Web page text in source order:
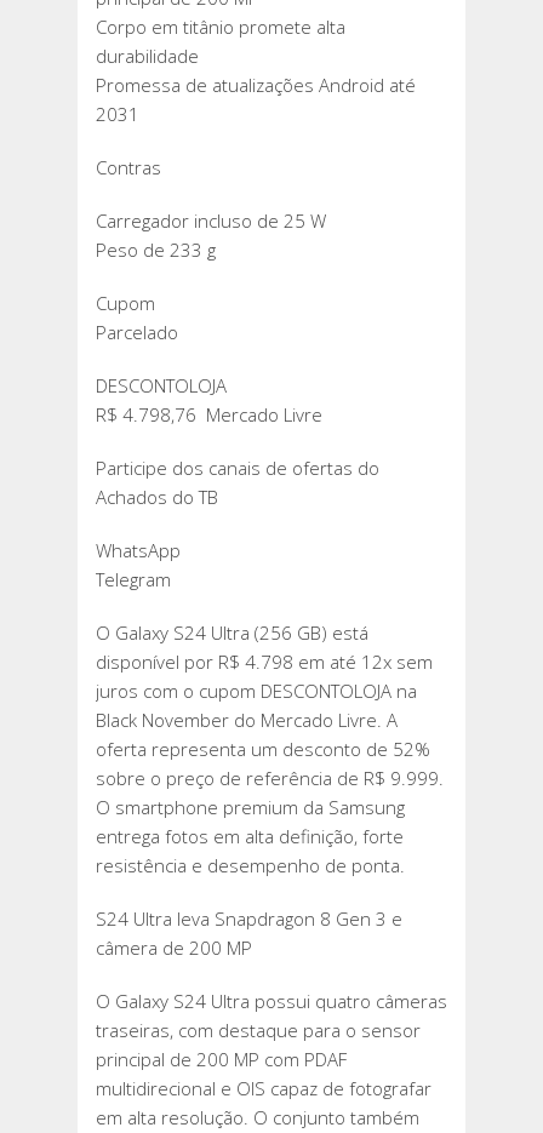
Corpo em titânio promete alta
durabilidade
Promessa de atualizações Android até
2031
Contras
Carregador incluso de 25 W
Peso de 233 g
Cupom
Parcelado
DESCONTOLOJA
R$ 4.798,76 Mercado Livre
Participe dos canais de ofertas do
Achados do TB
WhatsApp
Telegram
O Galaxy S24 Ultra (256 GB) está
disponível por R$ 4.798 em até 12x sem
juros com o cupom DESCONTOLOJA na
Black November do Mercado Livre. A
oferta representa um desconto de 52%
sobre o preço de referência de R$ 9.999.
O smartphone premium da Samsung
entrega fotos em alta definição, forte
resistência e desempenho de ponta.
S24 Ultra leva Snapdragon 8 Gen 3 e
câmera de 200 MP
O Galaxy S24 Ultra possui quatro câmeras
traseiras, com destaque para o sensor
principal de 200 MP com PDAF
multidirecional e OIS capaz de fotografar
em alta resolução. O conjunto também